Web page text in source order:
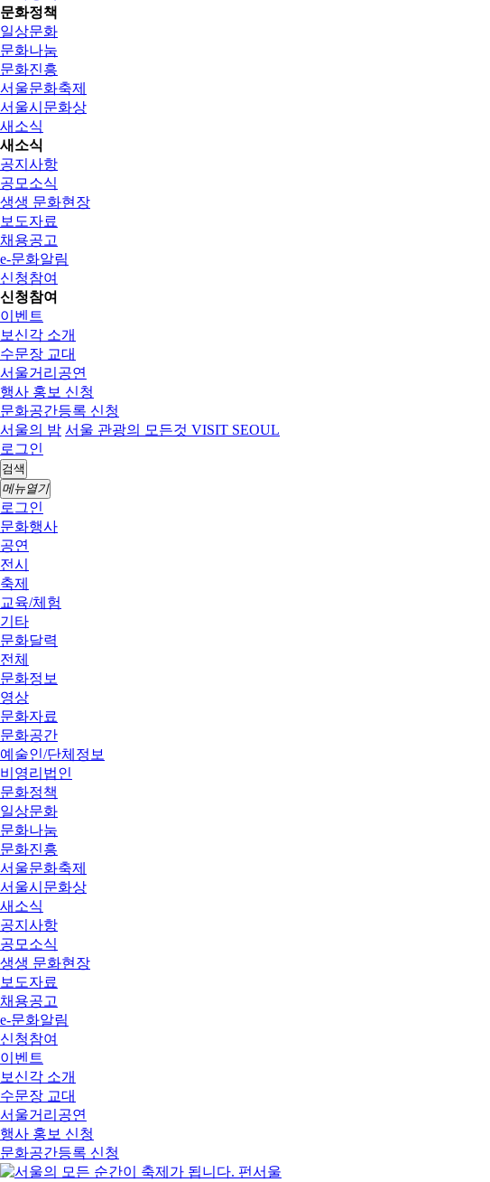
문화정책
일상문화
문화나눔
문화진흥
서울문화축제
서울시문화상
새소식
새소식
공지사항
공모소식
생생 문화현장
보도자료
채용공고
e-문화알림
신청참여
신청참여
이벤트
보신각 소개
수문장 교대
서울거리공연
행사 홍보 신청
문화공간등록 신청
서울의 밤 서울 관광의 모든것 VISIT SEOUL
로그인
검색
메뉴열기
로그인
문화행사
공연
전시
축제
교육/체험
기타
문화달력
전체
문화정보
영상
문화자료
문화공간
예술인/단체정보
비영리법인
문화정책
일상문화
문화나눔
문화진흥
서울문화축제
서울시문화상
새소식
공지사항
공모소식
생생 문화현장
보도자료
채용공고
e-문화알림
신청참여
이벤트
보신각 소개
수문장 교대
서울거리공연
행사 홍보 신청
문화공간등록 신청